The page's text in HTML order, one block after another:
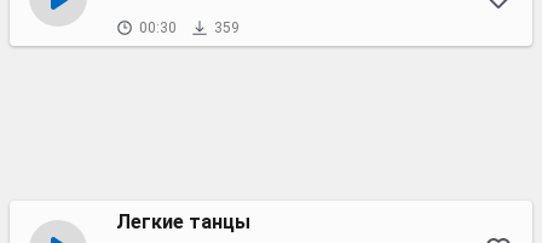
00:30 359
Легкие танцы